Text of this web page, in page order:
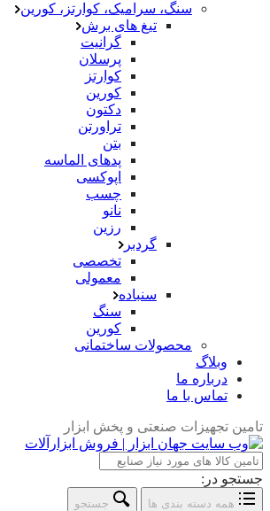
سنگ، سرامیک، کوارتز، کورین
تیغ های برش
گرانیت
پرسلان
کوارتز
کورین
دکتون
تراورتن
بتن
پدهای الماسه
اپوکسی
چسب
نانو
رزین
گردبر
تخصصی
معمولی
سنباده
سنگ
کورین
محصولات ساختمانی
وبلاگ
درباره ما
تماس با ما
تامین تجهیزات صنعتی و پخش ابزار
جستجو در:
همه دسته بندی ها جستجو